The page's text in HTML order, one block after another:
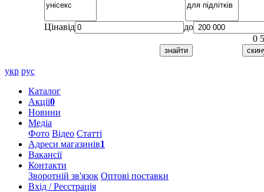
Цінавід
до
0
укр рус
Каталог
Акції0
Новини
Медіа
Фото Відео Статті
Адреси магазинів1
Вакансії
Контакти
Зворотній зв'язок Оптові поставки
Вхід / Реєстрація